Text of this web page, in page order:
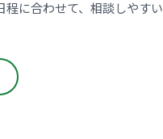
に合わせて、相談しやすい